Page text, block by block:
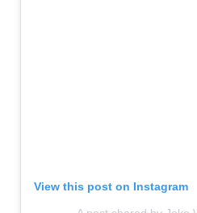
View this post on Instagram